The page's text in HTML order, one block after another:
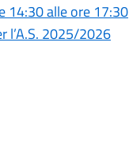
14:30 alle ore 17:30
l’A.S. 2025/2026